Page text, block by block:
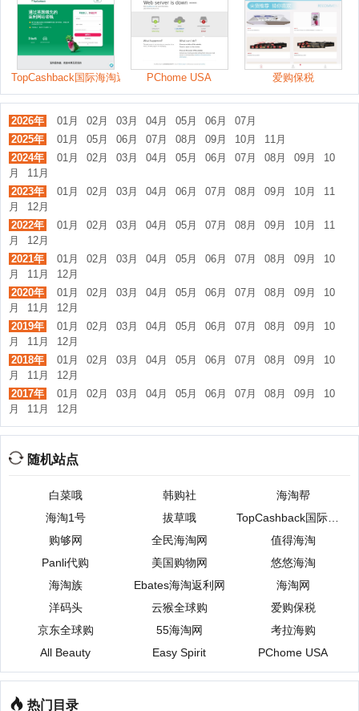
TopCashback国际海淘返利网 PChome USA 爱购保税
2026年 01月 02月 03月 04月 05月 06月
07月
2025年
01月 05月 06月 07月 08月 09月 10月
11月
2024年
01月 02月 03月 04月 05月 06月 07月 08月 09月
10
月
11月
2023年
01月 02月 03月 04月 06月 07月 08月 09月 10月
11
月
12月
2022年
01月 02月 03月 04月 05月 07月 08月 09月 10月
11
月
12月
2021年
01月 02月 03月 04月 05月 06月 07月 08月 09月
10
月
11月
12月
2020年
01月 02月 03月 04月 05月 06月 07月 08月 09月
10
月
11月
12月
2019年
01月 02月 03月 04月 05月 06月 07月 08月 09月
10
月
11月
12月
2018年
01月 02月 03月 04月 05月 06月 07月 08月 09月
10
月
11月
12月
2017年
01月 02月 03月 04月 05月 06月 07月 08月 09月
10
月
11月 12月
随机站点
白菜哦 韩购社
海淘帮
海淘1号
拔草哦
TopCashback国际海淘返利网
购够网
全民海淘网
值得海淘
Panli代购
美国购物网
悠悠海淘
海淘族
Ebates海淘返利网
海淘网
洋码头
云猴全球购
爱购保税
京东全球购
55海淘网
考拉海购
All Beauty
Easy Spirit PChome USA
热门目录